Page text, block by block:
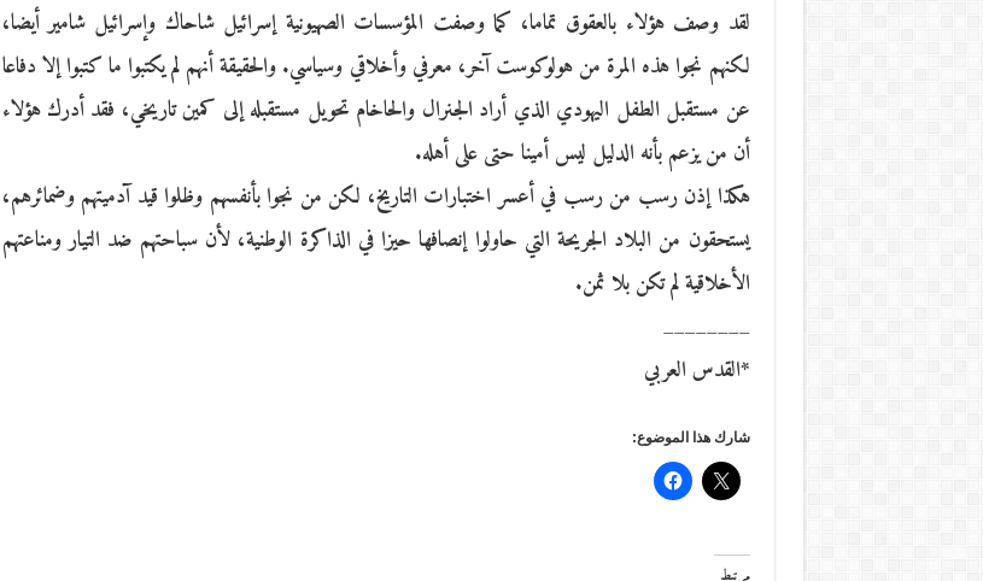
لقد وصف هؤلاء بالعقوق تماما، كما وصفت المؤسسات الصهيونية إسرائيل شاحاك وإسرائيل شامير أيضا،
لكنهم نجوا هذه المرة من هولوكوست آخر، معرفي وأخلاقي وسياسي. والحقيقة أنهم لم يكتبوا ما كتبوا إلا دفاعا
عن مستقبل الطفل اليهودي الذي أراد الجنرال والحاخام تحويل مستقبله إلى كمين تاريخي، فقد أدرك هؤلاء
أن من يزعم بأنه الدليل ليس أمينا حتى على أهله.
هكذا إذن رسب من رسب في أعسر اختبارات التاريخ، لكن من نجوا بأنفسهم وظلوا قيد آدميتهم وضمائرهم،
يستحقون من البلاد الجريحة التي حاولوا إنصافها حيزا في الذاكرة الوطنية، لأن سباحتهم ضد التيار ومناعتهم
الأخلاقية لم تكن بلا ثمن.
________
*القدس العربي
شارك هذا الموضوع: